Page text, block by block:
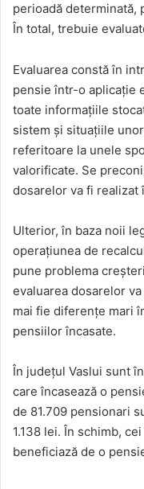
perioadă determinată,
În total, trebuie
Evaluarea constă în
pensie într-o aplicație
toate informațiile
sistem și situațiile
referitoare la unele
valorificate. Se
dosarelor va fi realizat
Ulterior, în baza noii
operațiunea de
pune problema
evaluarea dosarelor
mai fie diferențe mari
pensiilor încasate.
În județul Vaslui sunt
care încasează o
de 81.709 pensionari
1.138 lei. În schimb,
beneficiază de o